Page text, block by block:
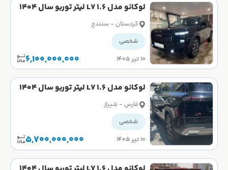
لوکانو مدل L7 1.6 لیتر توربو سال 1404
کارکرده
کردستان - سنندج
شخصی
۱۰ تیر ۱۴۰۵
6,100,000,000
لوکانو مدل L7 1.6 لیتر توربو سال 1404
کارکرده
فارس - شیراز
شخصی
۱۰ تیر ۱۴۰۵
5,700,000,000